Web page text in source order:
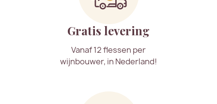
Gratis levering
Vanaf 12 flessen per
wijnbouwer, in Nederland!